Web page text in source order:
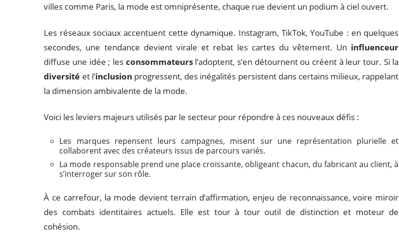
villes comme Paris, la mode est omniprésente, chaque rue devient un podium à ciel ouvert.
Les réseaux sociaux accentuent cette dynamique. Instagram, TikTok, YouTube : en quelques
secondes, une tendance devient virale et rebat les cartes du vêtement. Un influenceur
diffuse une idée ; les consommateursl’adoptent, s’en détournent ou créent à leur tour. Si la
diversité et l’inclusion progressent, des inégalités persistent dans certains milieux, rappelant
la dimension ambivalente de la mode.
Voici les leviers majeurs utilisés par le secteur pour répondre à ces nouveaux défis :
Les marques repensent leurs campagnes, misent sur une représentation plurielle et
collaborent avec des créateurs issus de parcours variés.
La mode responsable prend une place croissante, obligeant chacun, du fabricant au client, à
s’interroger sur son rôle.
À ce carrefour, la mode devient terrain d’affirmation, enjeu de reconnaissance, voire miroir
des combats identitaires actuels. Elle est tour à tour outil de distinction et moteur de
cohésion.